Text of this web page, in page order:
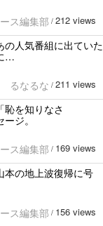
ス編集部 / 212 views
人気番組に出ていた
…
るなるな / 211 views
を知りなさ
ジ。
ス編集部 / 169 views
本の地上波復帰に号
ス編集部 / 156 views